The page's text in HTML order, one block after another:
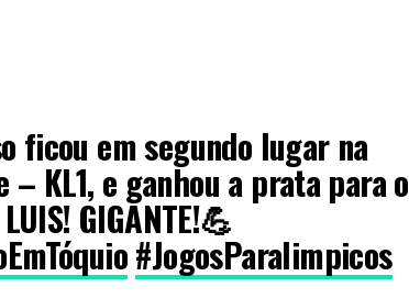
ficou em segundo lugar na
– KL1, e ganhou a prata para o
GIGANTE!💪
#JogosParalimpicos